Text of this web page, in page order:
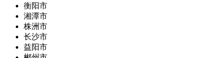
衡阳市
湘潭市
株洲市
长沙市
益阳市